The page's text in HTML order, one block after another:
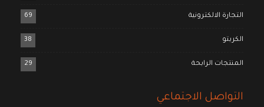
التجارة الالكترونية 69
الكربتو 38
المنتجات الرابحة 29
التواصل الاجتماعي